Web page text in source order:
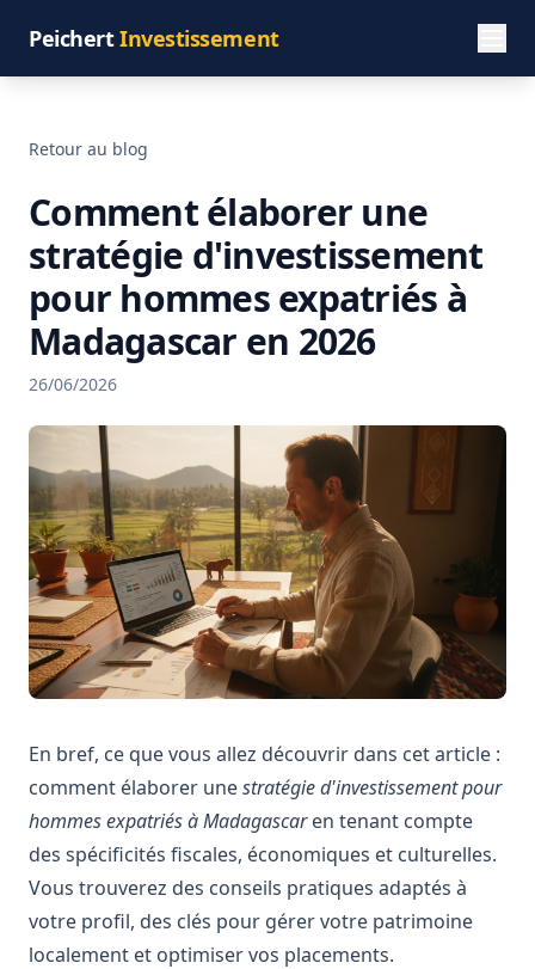
PeichertInvestissement
Retour au blog
Comment élaborer une
stratégie d'investissement
pour hommes expatriés à
Madagascar en 2026
26/06/2026
En bref, ce que vous allez découvrir dans cet article :
comment élaborer unestratégie d'investissement pour
hommes expatriés à Madagascaren tenant compte
des spécificités fiscales, économiques et culturelles.
Vous trouverez des conseils pratiques adaptés à
votre profil, des clés pour gérer votre patrimoine
localement et optimiser vos placements.